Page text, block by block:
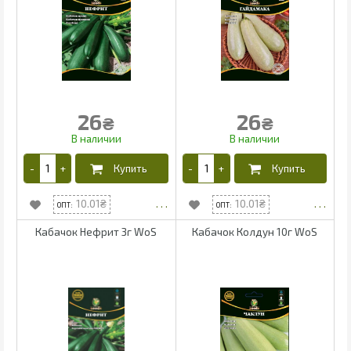
26₴
10.01
26₴
10.01
Кабачок Нефрит 3г WoS Кабачок Колдун 10г WoS